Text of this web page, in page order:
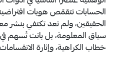
الحسابات تتقمّص هويات
الحقيقين، ولم تعد تكتفي بنشر
سياق المعلومة، بل باتت تُسهم
خطاب الكراهية، وإثارة